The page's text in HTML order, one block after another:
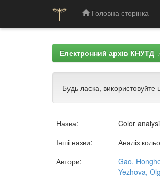
Головна сторінка
Електронний архів КНУТД
Будь ласка,
Назва:
Color
Інші назви:
Аналіз
Автори:
Gao,
Yezhova,